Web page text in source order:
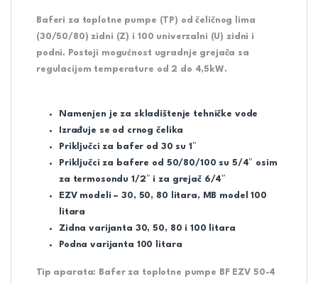
Baferi za toplotne pumpe (TP) od čeličnog lima
(30/50/80) zidni (Z) i 100 univerzalni (U) zidni i
podni. Postoji mogućnost ugradnje grejača sa
regulacijom temperature od 2 do 4,5kW.
Namenjen je za skladištenje tehničke vode
Izrađuje se od crnog čelika
Priključci za bafer od 30 su 1″
Priključci za bafere od 50/80/100 su 5/4″ osim
za termosondu 1/2″ i za grejač 6/4″
EZV modeli – 30, 50, 80 litara, MB model 100
litara
Zidna varijanta 30, 50, 80 i 100 litara
Podna varijanta 100 litara
Tip aparata: Bafer za toplotne pumpe BF EZV 50-4